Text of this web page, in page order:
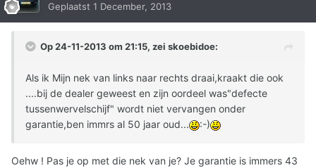
Geplaatst 1 December, 2013
Op 24-11-2013 om 21:15, zei skoebidoe:
Als ik Mijn nek van links naar rechts draai,kraakt die ook
....bij de dealer geweest en zijn oordeel was"defecte
tussenwervelschijf" wordt niet vervangen onder
garantie,ben immrs al 50 jaar oud...
:-)
Oehw ! Pas je op met die nek van je? Je garantie is immers 43